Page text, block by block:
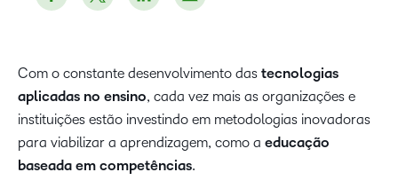
Com o constante desenvolvimento das tecnologias
aplicadas no ensino, cada vez mais as organizações e
instituições estão investindo em metodologias inovadoras
para viabilizar a aprendizagem, como a educação
baseada em competências.